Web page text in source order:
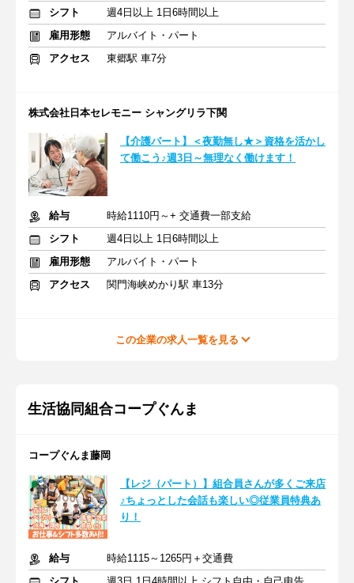
シフト
週4日以上 1日6時間以上
雇用形態
アルバイト・パート
アクセス
東郷駅 車7分
株式会社日本セレモニー シャングリラ下関
【介護パート】＜夜勤無し★＞資格を活かし
て働こう♪週3日～無理なく働けます！
給与
時給1110円～+ 交通費一部支給
シフト
週4日以上 1日6時間以上
雇用形態
アルバイト・パート
アクセス
関門海峡めかり駅 車13分
この企業の求人一覧を見る
生活協同組合コープぐんま
コープぐんま藤岡
【レジ（パート）】組合員さんが多くご来店
♪ちょっとした会話も楽しい◎従業員特典あ
り！
給与
時給1115～1265円＋交通費